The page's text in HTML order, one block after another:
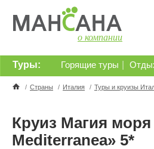
о компании
Горящие туры
Туры:
/ Страны / Италия / Туры и круизы
Круиз Магия
Mediterranea» 5*